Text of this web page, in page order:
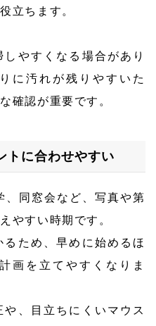
立ちます。
やすくなる場合があり
に汚れが残りやすいた
確認が重要です。
トに合わせやすい
、同窓会など、写真や第
やすい時期です。
ため、早めに始めるほ
画を立てやすくなりま
、目立ちにくいマウス